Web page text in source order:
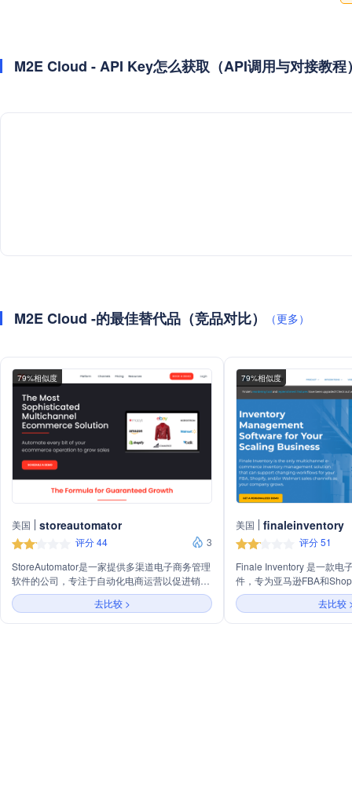
M2E Cloud - API Key怎么获取（API调用与对接教程
M2E Cloud -的最佳替代品（竞品对比） （更多）
79%相似度
美国 storeautomator
评分 44
3
StoreAutomator是一家提供多渠道电子商务管理
软件的公司，专注于自动化电商运营以促进销售
增长。公司提供包括多渠道列表管理、产品目录
管理、订单管理、定价管理、库存管理、分析报
告以及多供应商市场等功能，旨在帮助商家在一
去比较 >
79%相似度
美国 finaleinventory
评分 51
Finale Inventory 是一款电
件，专为亚马逊FBA和
提供库存管理、采购、
扫描、标签打印和电子商
业优化库存流程，提高效率
去比较